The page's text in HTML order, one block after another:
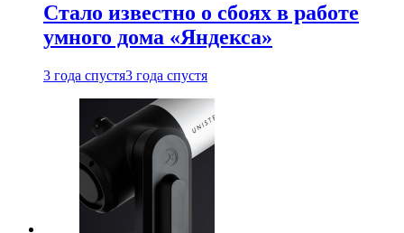
Стало известно о сбоях в работе
умного дома «Яндекса»
3 года спустя3 года спустя